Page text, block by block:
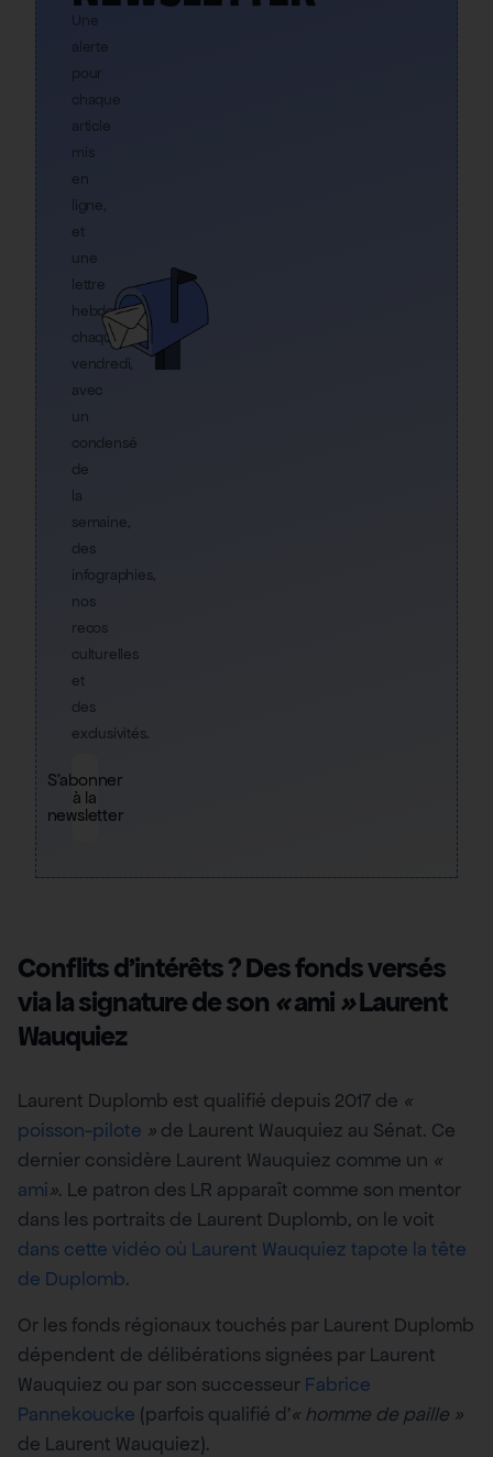
Une
alerte
pour
chaque
article
mis
en
ligne,
et
une
lettre
hebdo
chaque
vendredi,
avec
un
condensé
de
la
semaine,
des
infographies,
nos
recos
culturelles
et
des
exclusivités.
S'abonner
à la
newsletter
Conflits d’intérêts ? Des fonds versés
via la signature de son «ami»Laurent
Wauquiez
Laurent Duplomb est qualifié depuis 2017 de «
poisson-pilote » de Laurent Wauquiez au Sénat. Ce
dernier considère Laurent Wauquiez comme un «
ami». Le patron des LR apparaît comme son mentor
dans les portraits de Laurent Duplomb, on le voit
dans cette vidéo où Laurent Wauquiez tapote la tête
de Duplomb.
Or les fonds régionaux touchés par Laurent Duplomb
dépendent de délibérations signées par Laurent
Wauquiez ou par son successeur Fabrice
Pannekoucke (parfois qualifié d’« homme de paille »
de Laurent Wauquiez).